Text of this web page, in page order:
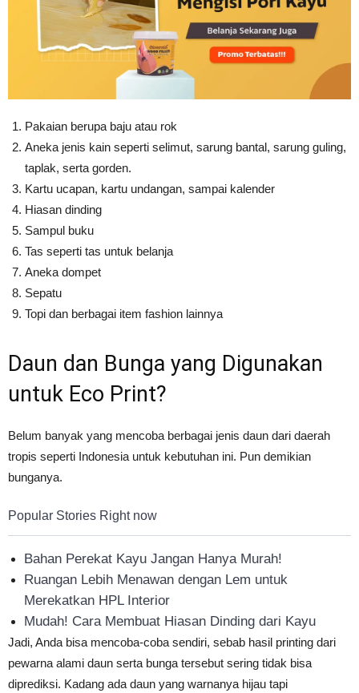
Pakaian berupa baju atau rok
Aneka jenis kain seperti selimut, sarung bantal, sarung guling,
taplak, serta gorden.
Kartu ucapan, kartu undangan, sampai kalender
Hiasan dinding
Sampul buku
Tas seperti tas untuk belanja
Aneka dompet
Sepatu
Topi dan berbagai item fashion lainnya
Daun dan Bunga yang Digunakan
untuk Eco Print?
Belum banyak yang mencoba berbagai jenis daun dari daerah
tropis seperti Indonesia untuk kebutuhan ini. Pun demikian
bunganya.
Popular Stories Right now
Bahan Perekat Kayu Jangan Hanya Murah!
Ruangan Lebih Menawan dengan Lem untuk
Merekatkan HPL Interior
Mudah! Cara Membuat Hiasan Dinding dari Kayu
Jadi, Anda bisa mencoba-coba sendiri, sebab hasil printing dari
pewarna alami daun serta bunga tersebut sering tidak bisa
diprediksi. Kadang ada daun yang warnanya hijau tapi